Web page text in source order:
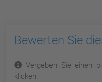
Bewerten Sie
Vergeben Sie einen
klicken.